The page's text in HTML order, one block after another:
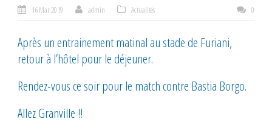
16 Mar 2019 admin Actualités 0
Après un entrainement matinal au stade de Furiani,
retour à l’hôtel pour le déjeuner.
Rendez-vous ce soir pour le match contre Bastia Borgo.
Allez Granville !!